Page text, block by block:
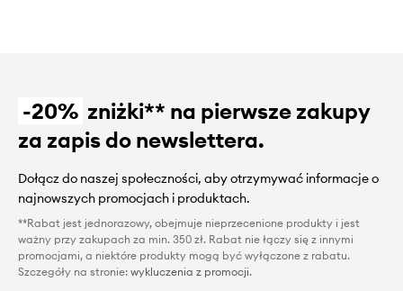
-20% zniżki** na pierwsze zakupy
za zapis do newslettera.
Dołącz do naszej społeczności, aby otrzymywać informacje o
najnowszych promocjach i produktach.
**Rabat jest jednorazowy, obejmuje nieprzecenione produkty i jest
ważny przy zakupach za min. 350 zł. Rabat nie łączy się z innymi
promocjami, a niektóre produkty mogą być wyłączone z rabatu.
Szczegóły na stronie: wykluczenia z promocji.